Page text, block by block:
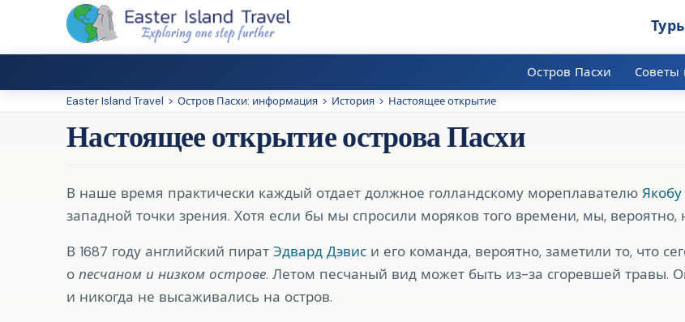
Остров Пасхи Советы
Easter Island Travel > Остров Пасхи: информация > История > Настоящее открытие
Настоящее открытие острова Пасхи
В наше время практически каждый отдает должное голландскому мореплавателю Якобу
западной точки зрения. Хотя если бы мы спросили моряков того времени, мы, вероятно,
В 1687 году английский пират Эдвард Дэвис и его команда, вероятно, заметили то, что
о песчаном и низком острове. Летом песчаный вид может быть из-за сгоревшей травы.
и никогда не высаживались на остров.